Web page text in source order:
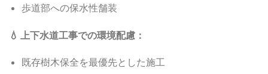
歩道部への保水性舗装
💧 上下水道工事での環境配慮：
既存樹木保全を最優先とした施工